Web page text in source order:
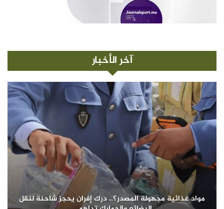
آخر الأخبار
مواد غذائية مجهولة المصدر؟.. درك إفران يحجز شاحنة لنقل